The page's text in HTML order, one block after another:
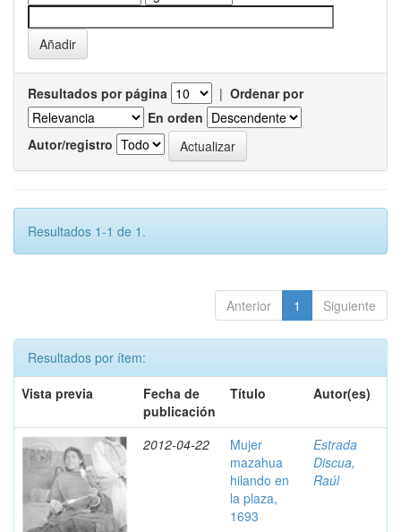
Resultados por página | Ordenar por
En orden
Autor/registro
Resultados 1-1 de 1.
Anterior 1 Siguiente
Resultados por ítem:
Vista previa
Fecha de
publicación
Título Autor(es)
2012-04-22
Mujer
mazahua
hilando en
la plaza,
1693
Estrada
Discua,
Raúl